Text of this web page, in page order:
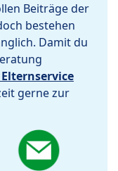
Beiträge der
bestehen
Damit du
Elternservice
gerne zur